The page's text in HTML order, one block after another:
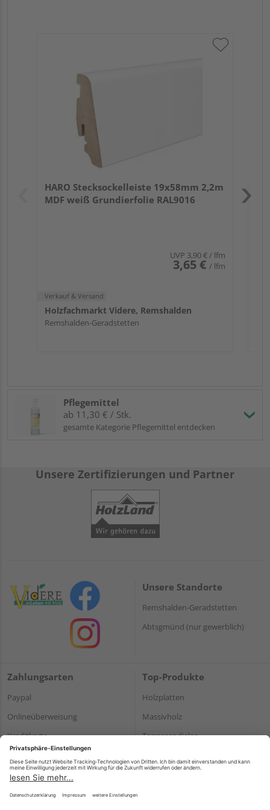
HARO Stecksockelleiste 19x58mm 2,2m
MDF weiß Grundierfolie RAL9016
UVP 3,90 €/ lfm
3,65 € / lfm
Verkauf & Versand
Holzfachmarkt Videre, Remshalden
Remshalden-Geradstetten
Pflegemittel
ab 11,30 € / Stk.
gesamte Kategorie Pflegemittel entdecken
Unsere Zertifizierungen und Partner
Unsere Standorte
Remshalden-Geradstetten
Abtsgmünd (nur gewerblich)
Zahlungsarten
Paypal
Onlineüberweisung
Kreditkarte
*Bonität vorausgesetzt
Top-Produkte
Holzplatten
Massivholz
Terrassendielen